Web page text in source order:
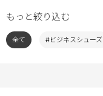
もっと絞り込む
全て #ビジネスシューズ